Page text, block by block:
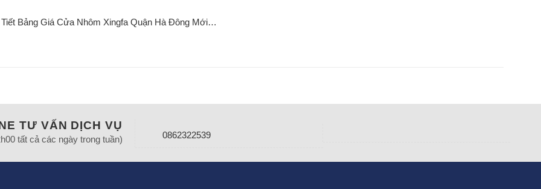
Bảng Giá Cửa Nhôm Xingfa Quận Hà Đông Mới…
TƯ VẤN DỊCH VỤ
tất cả các ngày trong tuần) 0862322539